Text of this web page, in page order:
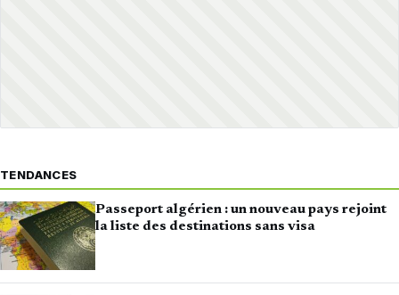
TENDANCES
Passeport algérien : un nouveau pays rejoint
la liste des destinations sans visa